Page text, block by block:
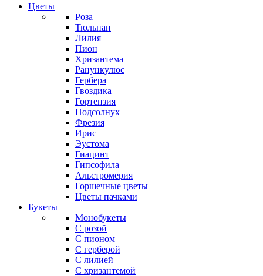
Цветы
Роза
Тюльпан
Лилия
Пион
Хризантема
Ранункулюс
Гербера
Гвоздика
Гортензия
Подсолнух
Фрезия
Ирис
Эустома
Гиацинт
Гипсофила
Альстромерия
Горшечные цветы
Цветы пачками
Букеты
Монобукеты
С розой
С пионом
С герберой
С лилией
С хризантемой